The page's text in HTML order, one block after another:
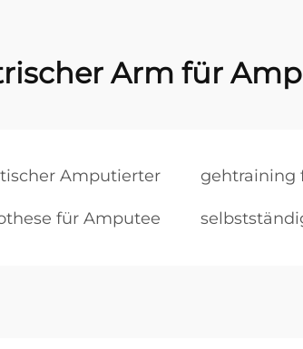
Arm für
Amputierter gehtraining
für Amputee